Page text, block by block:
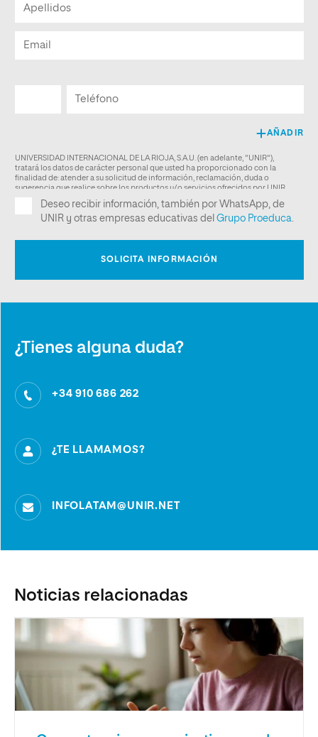
¿Tienes alguna duda?
+34 910 686 262
¿TE LLAMAMOS?
INFOLATAM@UNIR.NET
Noticias relacionadas